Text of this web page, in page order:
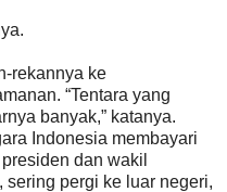
rekannya ke
“Tentara yang
banyak,” katanya.
Indonesia membayari
dan wakil
sering pergi ke luar negeri,